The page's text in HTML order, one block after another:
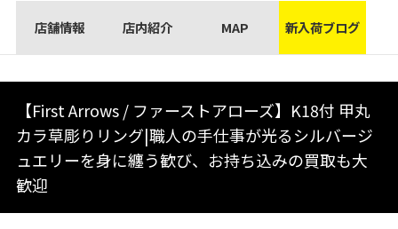
店舗情報 店内紹介 MAP 新入荷ブログ
【First Arrows / ファーストアローズ】K18付 甲丸
カラ草彫りリング|職人の手仕事が光るシルバージ
ュエリーを身に纏う歓び、お持ち込みの買取も大
歓迎